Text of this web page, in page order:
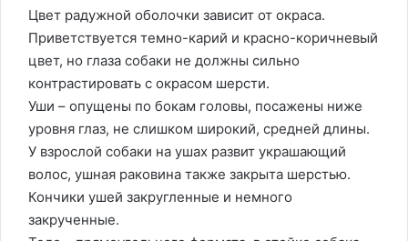
Цвет радужной оболочки зависит от окраса.
Приветствуется темно-карий и красно-коричневый
цвет, но глаза собаки не должны сильно
контрастировать с окрасом шерсти.
Уши – опущены по бокам головы, посажены ниже
уровня глаз, не слишком широкий, средней длины.
У взрослой собаки на ушах развит украшающий
волос, ушная раковина также закрыта шерстью.
Кончики ушей закругленные и немного
закрученные.